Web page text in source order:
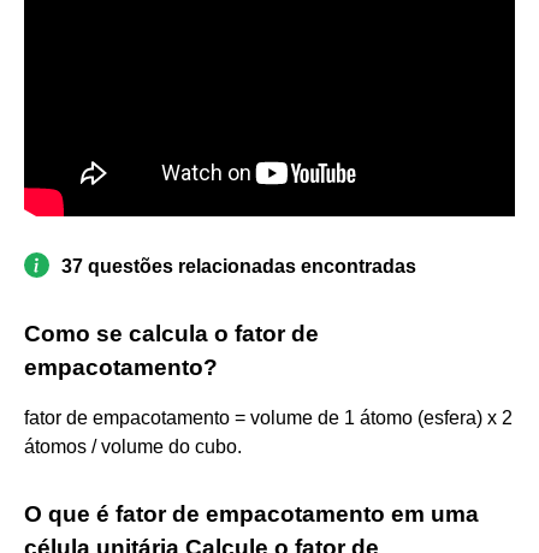
37 questões relacionadas encontradas
Como se calcula o fator de
empacotamento?
fator de empacotamento = volume de 1 átomo (esfera) x 2
átomos / volume do cubo.
O que é fator de empacotamento em uma
célula unitária Calcule o fator de